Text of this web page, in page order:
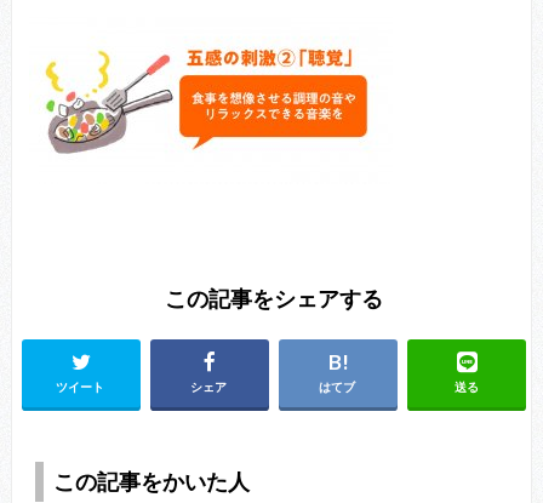
この記事をシェアする
ツイート シェア はてブ 送る
この記事をかいた人